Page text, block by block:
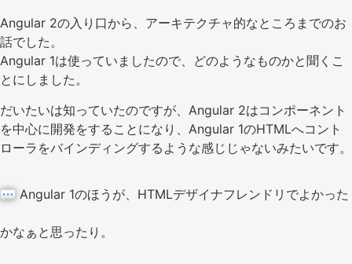
Angular 2の入り口から、アーキテクチャ的なところまでのお
話でした。
Angular 1は使っていましたので、どのようなものかと聞くこ
とにしました。
だいたいは知っていたのですが、Angular 2はコンポーネント
を中心に開発をすることになり、Angular 1のHTMLへコント
ローラをバインディングするような感じじゃないみたいです。
Angular 1のほうが、HTMLデザイナフレンドリでよかった
かなぁと思ったり。